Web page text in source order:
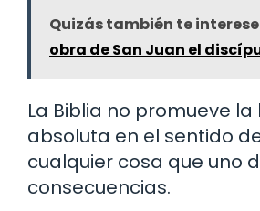
Quizás también te
obra de San Juan el
La Biblia no promueve
absoluta en el sentido
cualquier cosa que uno
consecuencias.